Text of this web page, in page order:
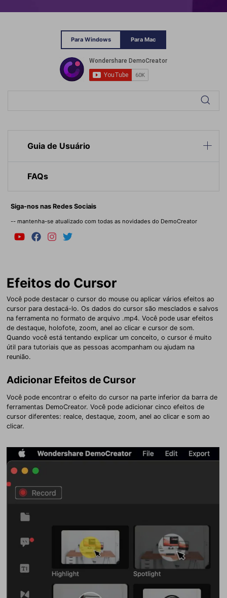
Para Windows Para Mac
Guia de Usuário
FAQs
Siga-nos nas Redes Sociais
-- mantenha-se atualizado com todas as novidades do DemoCreator
Efeitos do Cursor
Você pode destacar o cursor do mouse ou aplicar vários efeitos ao
cursor para destacá-lo. Os dados do cursor são mesclados e salvos
na ferramenta no formato de arquivo .mp4. Você pode usar efeitos
de destaque, holofote, zoom, anel ao clicar e cursor de som.
Quando você está tentando explicar um conceito, o cursor é muito
útil para tutoriais que as pessoas acompanham ou ajudam na
reunião.
Adicionar Efeitos de Cursor
Você pode encontrar o efeito do cursor na parte inferior da barra de
ferramentas DemoCreator. Você pode adicionar cinco efeitos de
cursor diferentes: realce, destaque, zoom, anel ao clicar e som ao
clicar.